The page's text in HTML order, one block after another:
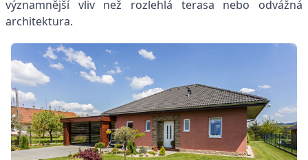
významnější vliv než rozlehlá terasa nebo odvážná
architektura.